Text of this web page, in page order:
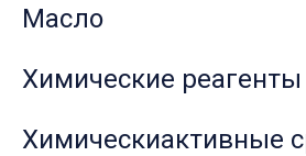
Масло
Химические реагенты
Химическиактивные